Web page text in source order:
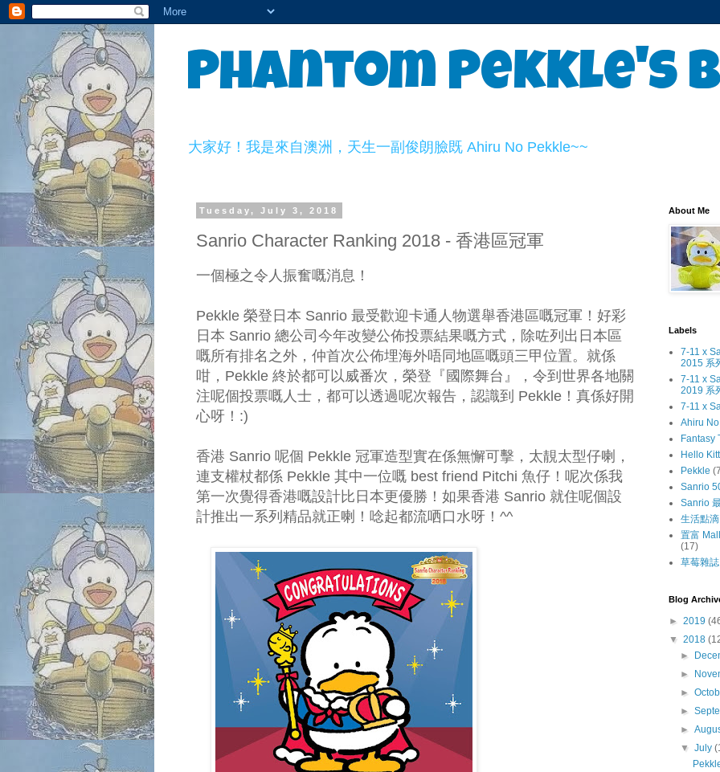
Phantom Pekkle's
大家好！我是來自澳洲，天生一副俊朗臉既 Ahiru No Pekkle~~
Tuesday, July 3, 2018
Sanrio Character Ranking 2018 - 香港區冠軍
一個極之令人振奮嘅消息！
Pekkle 榮登日本 Sanrio 最受歡迎卡通人物選舉香港區嘅冠軍！好彩
日本 Sanrio 總公司今年改變公佈投票結果嘅方式，除咗列出日本區
嘅所有排名之外，仲首次公佈埋海外唔同地區嘅頭三甲位置。就係
咁，Pekkle 終於都可以威番次，榮登『國際舞台』，令到世界各地關
注呢個投票嘅人士，都可以透過呢次報告，認識到 Pekkle！真係好開
心呀！:)
香港 Sanrio 呢個 Pekkle 冠軍造型實在係無懈可擊，太靚太型仔喇，
連支權杖都係 Pekkle 其中一位嘅 best friend Pitchi 魚仔！呢次係我
第一次覺得香港嘅設計比日本更優勝！如果香港 Sanrio 就住呢個設
計推出一系列精品就正喇！唸起都流哂口水呀！^^
About Me
Labels
7-11 x
2015 系
7-11 x
2019 系
7-11 x
Ahiru
Fantasy
Hello
Pekkle
Sanrio
Sanrio
生活點滴
置富
(17)
草莓雜
Blog
► 2019
▼ 2018
►
►
►
►
►
▼July